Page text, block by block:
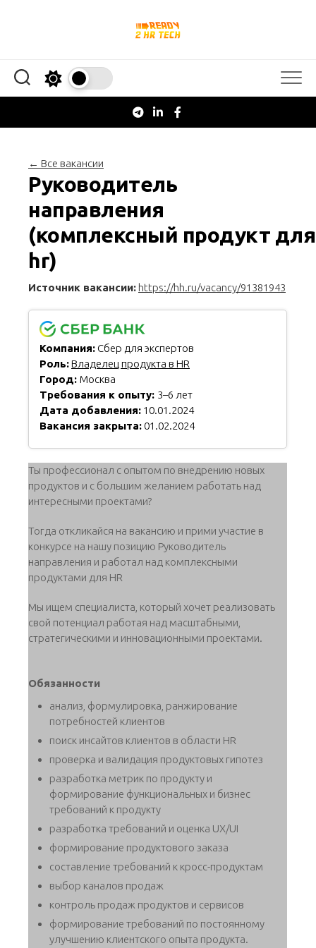
← Все вакансии
Руководитель
направления
(комплексный продукт для
hr)
Источник вакансии: https://hh.ru/vacancy/91381943
Компания: Сбер для экспертов
Роль:Владелец продукта в HR
Город: Москва
Требования к опыту: 3–6 лет
Дата добавления: 10.01.2024
Вакансия закрыта: 01.02.2024
Ты профессионал с опытом по внедрению новых
продуктов и с большим желанием работать над
интересными проектами?
Тогда откликайся на вакансию и прими участие в
конкурсе на нашу позицию Руководитель
направления и работал над комплексными
продуктами для HR
Мы ищем специалиста, который хочет реализовать
свой потенциал работая над масштабными,
стратегическими и инновационными проектами.
Обязанности
анализ, формулировка, ранжирование
потребностей клиентов
поиск инсайтов клиентов в области HR
проверка и валидация продуктовых гипотез
разработка метрик по продукту и
формирование функциональных и бизнес
требований к продукту
разработка требований и оценка UX/UI
формирование продуктового заказа
составление требований к кросс-продуктам
выбор каналов продаж
контроль продаж продуктов и сервисов
формирование требований по постоянному
улучшению клиентского опыта продукта.